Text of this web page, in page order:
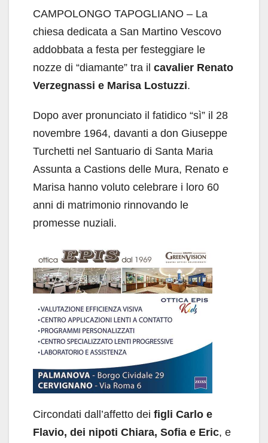
CAMPOLONGO TAPOGLIANO – La
chiesa dedicata a San Martino Vescovo
addobbata a festa per festeggiare le
nozze di “diamante” tra il cavalier Renato
Verzegnassi e Marisa Lostuzzi.
Dopo aver pronunciato il fatidico “sì” il 28
novembre 1964, davanti a don Giuseppe
Turchetti nel Santuario di Santa Maria
Assunta a Castions delle Mura, Renato e
Marisa hanno voluto celebrare i loro 60
anni di matrimonio rinnovando le
promesse nuziali.
Circondati dall’affetto dei figli Carlo e
Flavio, dei nipoti Chiara, Sofia e Eric, e